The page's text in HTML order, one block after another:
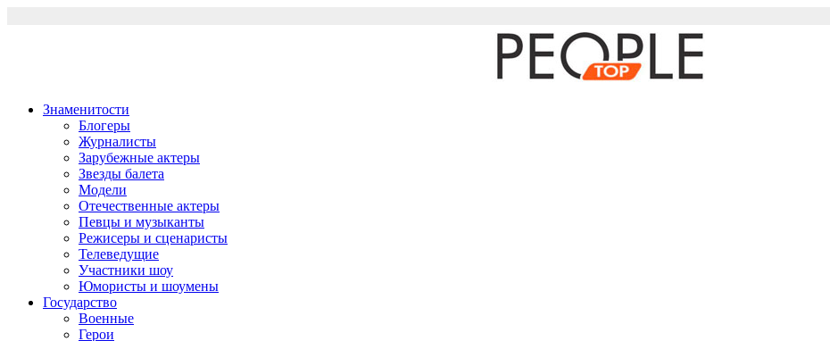
Знаменитости
Блогеры
Журналисты
Зарубежные актеры
Звезды балета
Модели
Отечественные актеры
Певцы и музыканты
Режисеры и сценаристы
Телеведущие
Участники шоу
Юмористы и шоумены
Государство
Военные
Герои